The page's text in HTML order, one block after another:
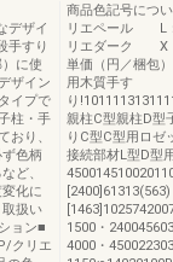
デザイ
手すり
に使
ザイン
イプで
柱・手
おり、
色柄
ど、
化に
扱い
ョン■
クリエ
商品色記号につ
リエペール L
リエダーク X：
単価（円／梱包
用木質手す
り
親柱C型親柱D型
りC型C型用ロゼ
接続部材L型D型
1500・
4000・